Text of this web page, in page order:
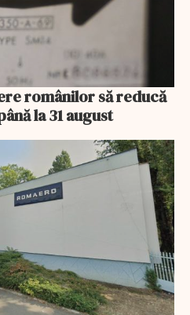
românilor să reducă
la 31 august